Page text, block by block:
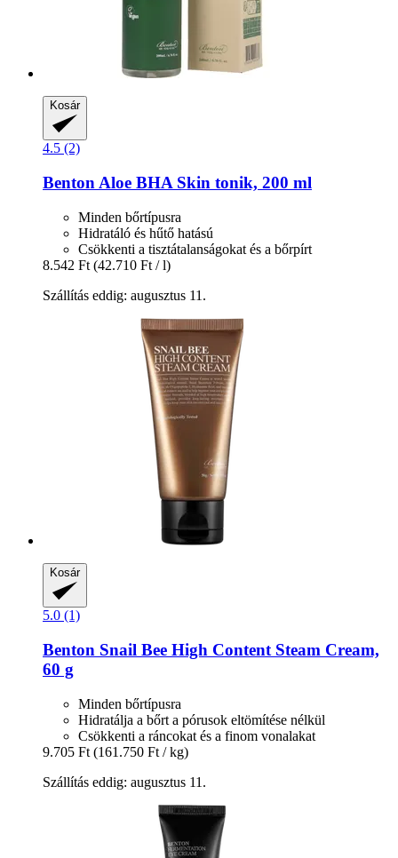
Kosár
4.5 (2)
Benton Aloe BHA Skin tonik, 200 ml
Minden bőrtípusra
Hidratáló és hűtő hatású
Csökkenti a tisztátalanságokat és a bőrpírt
8.542 Ft (42.710 Ft / l)
Szállítás eddig: augusztus 11.
Kosár
5.0 (1)
Benton Snail Bee High Content Steam Cream,
60 g
Minden bőrtípusra
Hidratálja a bőrt a pórusok eltömítése nélkül
Csökkenti a ráncokat és a finom vonalakat
9.705 Ft (161.750 Ft / kg)
Szállítás eddig: augusztus 11.